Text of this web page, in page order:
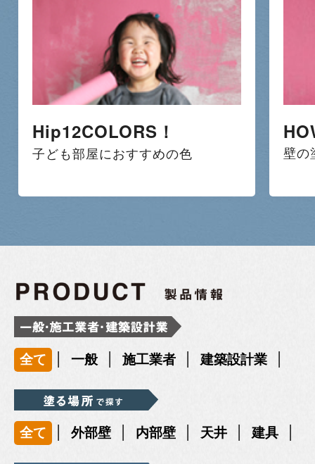
Hip12COLORS！
子ども部屋におすすめの色 壁の
全て | 一般 | 施工業者 | 建築設計業 |
全て | 外部壁 | 内部壁 | 天井 | 建具 |